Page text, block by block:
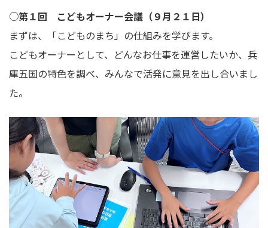
○第１回 こどもオーナー会議（９月２１日）
まずは、「こどものまち」の仕組みを学びます。
こどもオーナーとして、どんなお仕事を運営したいか、兵
庫五国の特色を調べ、みんなで活発に意見を出し合いまし
た。